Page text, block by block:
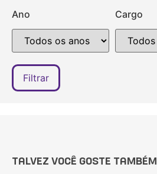
Ano
Cargo
TALVEZ VOCÊ GOSTE TAMBÉM